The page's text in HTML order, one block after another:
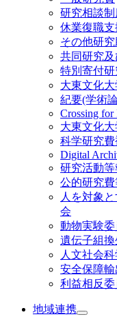
研究相談制
休業復職支
その他研
共同研究
特別寄付研
大東文化
紀要(学術
Crossing for
大東文化
科学研究
Digital
研究活動
公的研究
人を対象
会
動物実験委
遺伝子組
人文社会
安全保障
利益相反委
地域連携